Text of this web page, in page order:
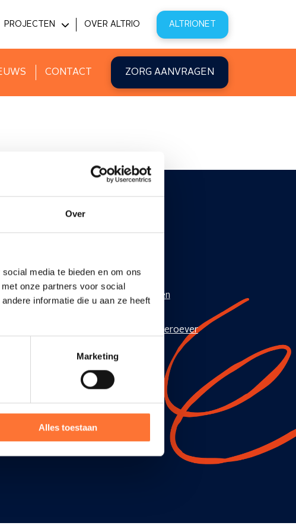
Over
media te bieden en om ons
onze partners voor social
informatie die u aan ze heeft
Marketing
Alles toestaan
PROJECTEN
HOSPITAL@HOME
INNOVATIE
OVER ALTRIO ALTRIONET
CONTACT ZORG AANVRAGEN
Verpleegkundige Tielt
Regiocoördinator Oost-Vlaanderen
Verpleegkundige voorziening Linkeroever
Bekijk alle vacatures